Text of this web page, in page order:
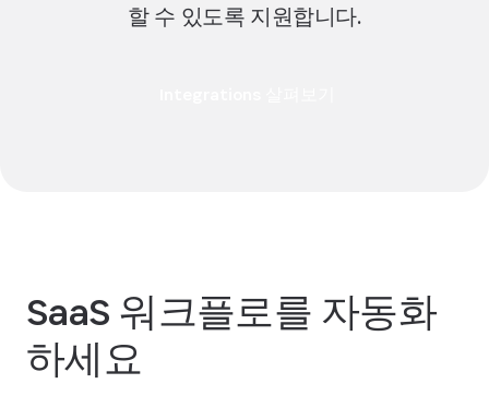
할 수 있도록 지원합니다.
SaaS 워크플로를 자동화
하세요